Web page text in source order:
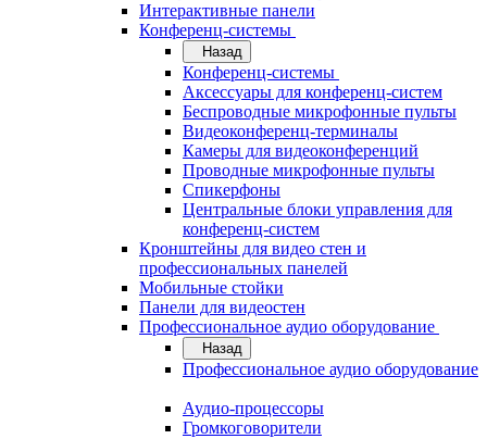
Интерактивные панели
Конференц-системы
Назад
Конференц-системы
Аксессуары для конференц-систем
Беспроводные микрофонные пульты
Видеоконференц-терминалы
Камеры для видеоконференций
Проводные микрофонные пульты
Спикерфоны
Центральные блоки управления для
конференц-систем
Кронштейны для видео стен и
профессиональных панелей
Мобильные стойки
Панели для видеостен
Профессиональное аудио оборудование
Назад
Профессиональное аудио оборудование
Аудио-процессоры
Громкоговорители